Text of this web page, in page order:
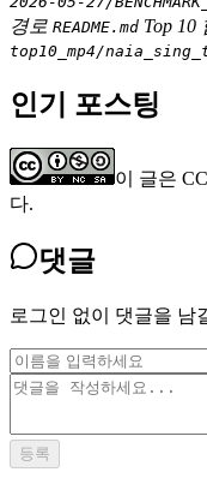
경로 README.md Top
top10_mp4/
인기 포스팅
이 글은
다.
댓글
로그인 없이 댓글을 남
등록